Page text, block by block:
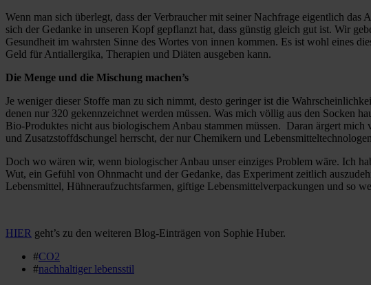
Wenn man sich überlegt, dass der Verbraucher mit seiner Nachfrage eigentlich
sich der Gedanke in unseren Kopf gepflanzt hat, dass günstig gleich gut ist. Wir
Gesundheit im wahrsten Sinne des Wortes von innen kommen. Es ist wohl eines
Geld für Antiallergika, Therapien und Diäten ausgeben kann.
Die Menge und die Mischung machen’s
Je weniger dieser Stoffe man zu sich nimmt, desto geringer ist die
denen nur 320 gekennzeichnet werden müssen. Was mich völlig aus den Socken
Bio-Produktes nicht aus biologischem Anbau stammen müssen. Daran ärgert
und Zusatzstoffdschungel herrscht, der nur Chemikern und
Doch wo wären wir, wenn biologischer Anbau unser einziges Problem wäre. Ich
Wut, ein Gefühl von Ohnmacht und der Gedanke, das Experiment zeitlich
Lebensmittel, Hühneraufzuchtsfarmen, giftige Lebensmittelverpackungen und so
HIER geht’s zu den weiteren Blog-Einträgen von Sophie Huber.
#CO2
#nachhaltiger lebensstil